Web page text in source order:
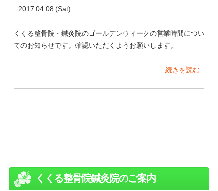
2017.04.08 (Sat)
くくる整骨院・鍼灸院のゴールデンウィークの営業時間につい
てのお知らせです。確認いただくようお願いします。
続きを読む
くくる整骨院鍼灸院のご案内